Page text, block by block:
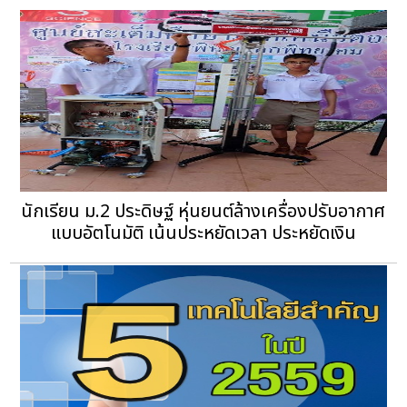
นักเรียน ม.2 ประดิษฐ์ หุ่นยนต์ล้างเครื่องปรับอากาศ
แบบอัตโนมัติ เน้นประหยัดเวลา ประหยัดเงิน